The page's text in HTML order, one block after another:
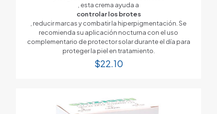
, esta crema ayuda a
controlar los brotes
, reducir marcas y combatir la hiperpigmentación. Se
recomienda su aplicación nocturna con el uso
complementario de protector solar durante el día para
proteger la piel en tratamiento.
$22.10